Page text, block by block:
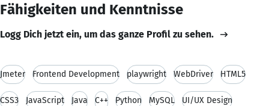
Fähigkeiten und Kenntnisse
Logg Dich jetzt ein, um das ganze Profil zu sehen.
Jmeter Frontend Development playwright WebDriver HTML5
CSS3 JavaScript Java C++ Python MySQL UI/UX Design